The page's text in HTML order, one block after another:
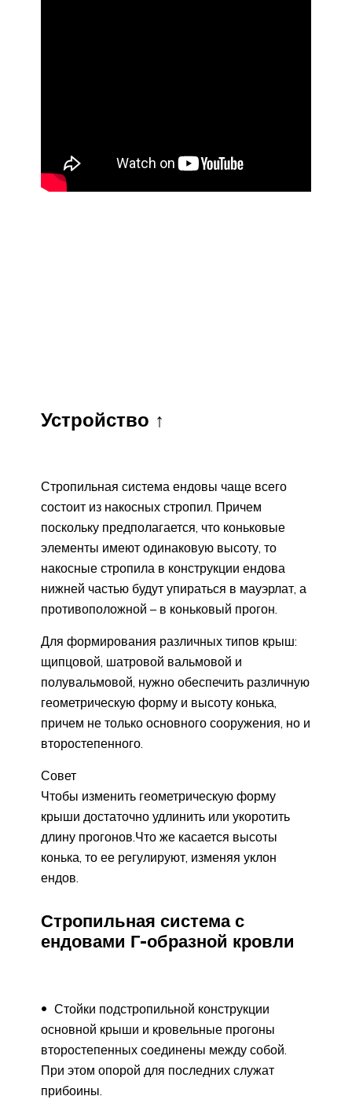
Устройство ↑
Стропильная система ендовы чаще всего
состоит из накосных стропил. Причем
поскольку предполагается, что коньковые
элементы имеют одинаковую высоту, то
накосные стропила в конструкции ендова
нижней частью будут упираться в мауэрлат, а
противоположной – в коньковый прогон.
Для формирования различных типов крыш:
щипцовой, шатровой вальмовой и
полувальмовой, нужно обеспечить различную
геометрическую форму и высоту конька,
причем не только основного сооружения, но и
второстепенного.
Совет
Чтобы изменить геометрическую форму
крыши достаточно удлинить или укоротить
длину прогонов.Что же касается высоты
конька, то ее регулируют, изменяя уклон
ендов.
Стропильная система с
ендовами Г-образной кровли
Стойки подстропильной конструкции
основной крыши и кровельные прогоны
второстепенных соединены между собой.
При этом опорой для последних служат
прибоины.